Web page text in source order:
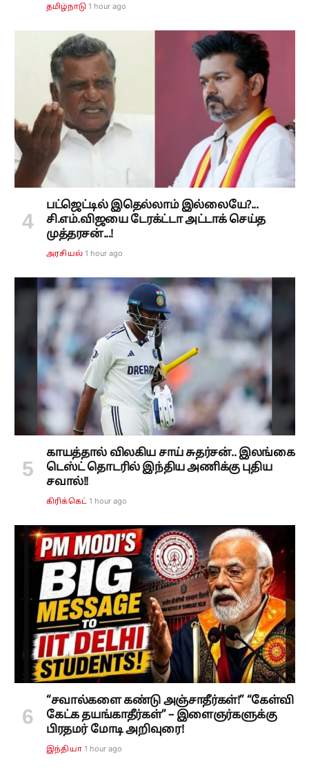
தமிழ்நாடு 1 hour ago
பட்ஜெட்டில் இதெல்லாம் இல்லையே?...
சி.எம்.விஜயை டேரக்ட்டா அட்டாக் செய்த
முத்தரசன்...!
அரசியல் 1 hour ago
காயத்தால் விலகிய சாய் சுதர்சன்.. இலங்கை
டெஸ்ட் தொடரில் இந்திய அணிக்கு புதிய
சவால்!!
கிரிக்கெட் 1 hour ago
“சவால்களை கண்டு அஞ்சாதீர்கள்!” “கேள்வி
கேட்க தயங்காதீர்கள்” – இளைஞர்களுக்கு
பிரதமர் மோடி அறிவுரை!
இந்தியா 1 hour ago